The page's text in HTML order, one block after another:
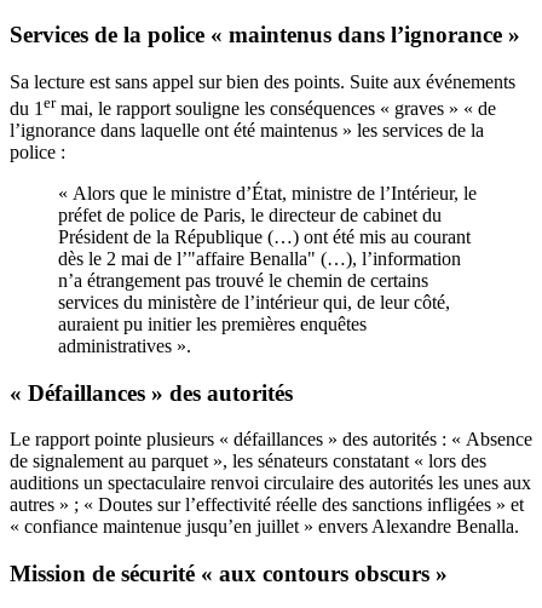
Services de la police « maintenus dans l’ignorance »
Sa lecture est sans appel sur bien des points. Suite aux événements
du 1 ermai, le rapport souligne les conséquences « graves » « de
l’ignorance dans laquelle ont été maintenus » les services de la
police :
« Alors que le ministre d’État, ministre de l’Intérieur, le
préfet de police de Paris, le directeur de cabinet du
Président de la République (…) ont été mis au courant
dès le 2 mai de l’"affaire Benalla" (…), l’information
n’a étrangement pas trouvé le chemin de certains
services du ministère de l’intérieur qui, de leur côté,
auraient pu initier les premières enquêtes
administratives ».
« Défaillances » des autorités
Le rapport pointe plusieurs « défaillances » des autorités : « Absence
de signalement au parquet », les sénateurs constatant « lors des
auditions un spectaculaire renvoi circulaire des autorités les unes aux
autres » ; « Doutes sur l’effectivité réelle des sanctions infligées » et
« confiance maintenue jusqu’en juillet » envers Alexandre Benalla.
Mission de sécurité « aux contours obscurs »